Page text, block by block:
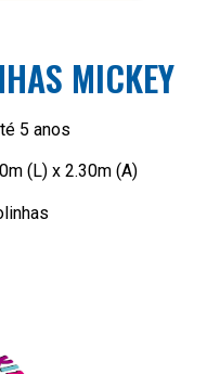
MICKEY
5 anos
(L) x 2.30m (A)